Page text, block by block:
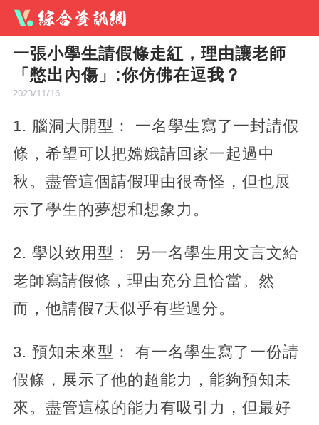
一張小學生請假條走紅，理由讓老師
「憋出內傷」:你仿佛在逗我？
2023/11/16
1. 腦洞大開型： 一名學生寫了一封請假
條，希望可以把嫦娥請回家一起過中
秋。盡管這個請假理由很奇怪，但也展
示了學生的夢想和想象力。
2. 學以致用型： 另一名學生用文言文給
老師寫請假條，理由充分且恰當。然
而，他請假7天似乎有些過分。
3. 預知未來型： 有一名學生寫了一份請
假條，展示了他的超能力，能夠預知未
來。盡管這樣的能力有吸引力，但最好